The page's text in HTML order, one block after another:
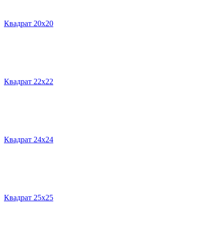
Квадрат 20х20
Квадрат 22х22
Квадрат 24х24
Квадрат 25х25